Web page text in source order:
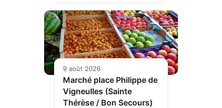
9 août 2026
Marché place Philippe de
Vigneulles (Sainte
Thérèse / Bon Secours)